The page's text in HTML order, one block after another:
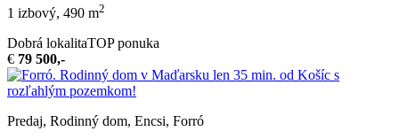
1 izbový, 490 m2
Dobrá lokalitaTOP ponuka
€ 79 500,-
Predaj, Rodinný dom, Encsi, Forró